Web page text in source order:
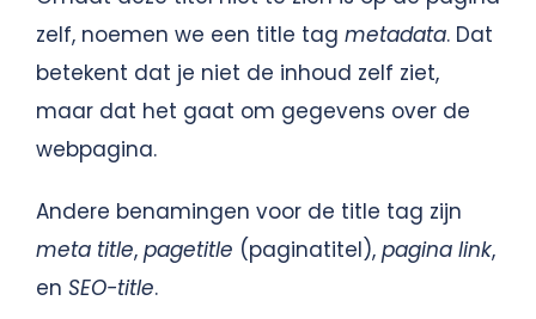
zelf, noemen we een title tag metadata. Dat
betekent dat je niet de inhoud zelf ziet,
maar dat het gaat om gegevens over de
webpagina.
Andere benamingen voor de title tag zijn
meta title, pagetitle (paginatitel), pagina link,
en SEO-title.